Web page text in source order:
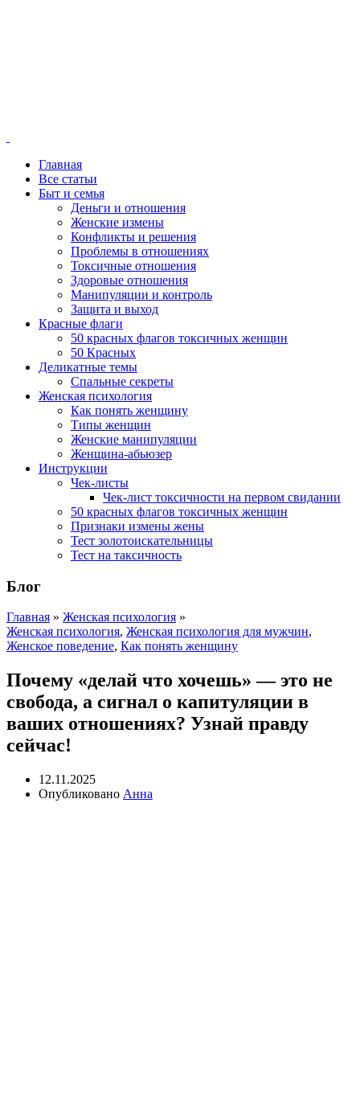
Главная
Все статьи
Быт и семья
Деньги и отношения
Женские измены
Конфликты и решения
Проблемы в отношениях
Токсичные отношения
Здоровые отношения
Манипуляции и контроль
Защита и выход
Красные флаги
50 красных флагов токсичных женщин
50 Красных
Деликатные темы
Спальные секреты
Женская психология
Как понять женщину
Типы женщин
Женские манипуляции
Женщина-абьюзер
Инструкции
Чек-листы
Чек-лист токсичности на первом свидании
50 красных флагов токсичных женщин
Признаки измены жены
Тест золотоискательницы
Тест на таксичность
Блог
Главная » Женская психология »
Женская психология, Женская психология для мужчин,
Женское поведение, Как понять женщину
Почему «делай что хочешь» — это не
свобода, а сигнал о капитуляции в
ваших отношениях? Узнай правду
сейчас!
12.11.2025
Опубликовано Анна